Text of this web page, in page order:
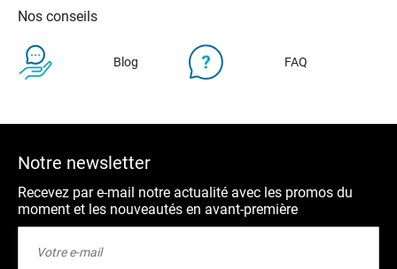
Nos conseils
Blog FAQ
Notre newsletter
Recevez par e-mail notre actualité avec les promos du
moment et les nouveautés en avant-première